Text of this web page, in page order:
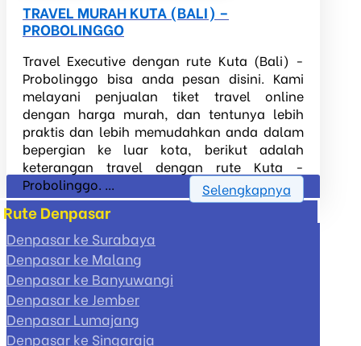
TRAVEL MURAH KUTA (BALI) –
PROBOLINGGO
Travel Executive dengan rute Kuta (Bali) -
Probolinggo bisa anda pesan disini. Kami
melayani penjualan tiket travel online
dengan harga murah, dan tentunya lebih
praktis dan lebih memudahkan anda dalam
bepergian ke luar kota, berikut adalah
keterangan travel dengan rute Kuta -
Probolinggo. ...
Selengkapnya
Rute Denpasar
Denpasar ke Surabaya
Denpasar ke Malang
Denpasar ke Banyuwangi
Denpasar ke Jember
Denpasar Lumajang
Denpasar ke Singaraja